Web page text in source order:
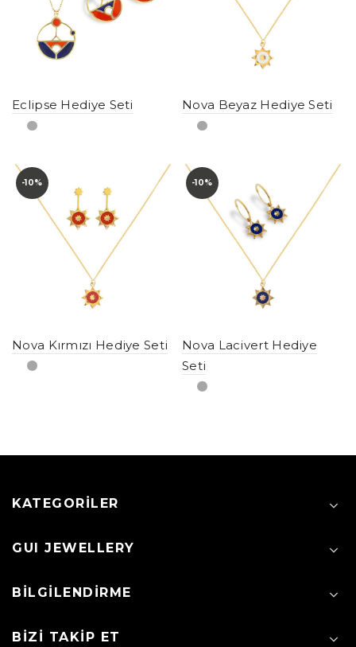
Eclipse Hediye Seti Nova Beyaz Hediye Seti
-10%
Nova Kırmızı Hediye Seti
-10%
Nova Lacivert Hediye
Seti
KATEGORILER
GUI JEWELLERY
BILGILENDIRME
BIZI TAKIP ET